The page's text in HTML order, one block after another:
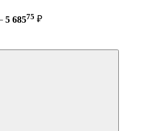
5 68575 ₽